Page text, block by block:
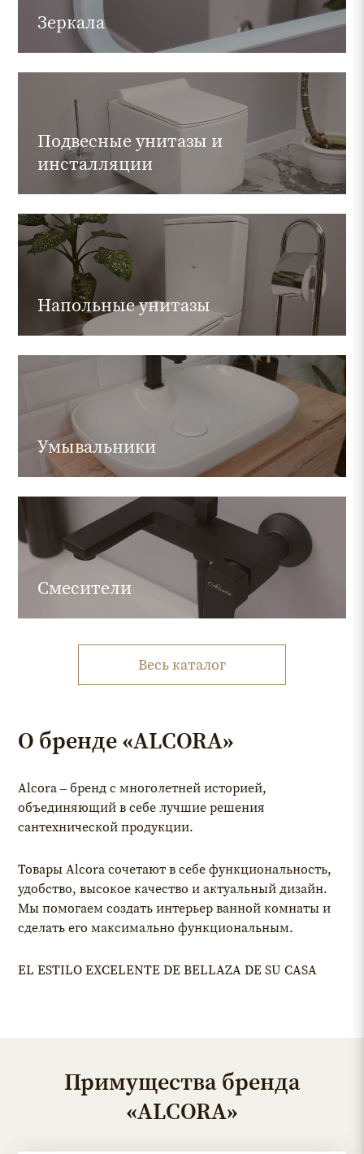
Зеркала
Подвесные унитазы и
инсталляции
Напольные унитазы
Умывальники
Смесители
Весь каталог
О бренде «ALCORA»
Alcora – бренд с многолетней историей,
объединяющий в себе лучшие решения
сантехнической продукции.
Товары Alcora сочетают в себе функциональность,
удобство, высокое качество и актуальный дизайн.
Мы помогаем создать интерьер ванной комнаты и
сделать его максимально функциональным.
EL ESTILO EXCELENTE DE BELLAZA DE SU CASA
Примущества бренда
«ALCORA»